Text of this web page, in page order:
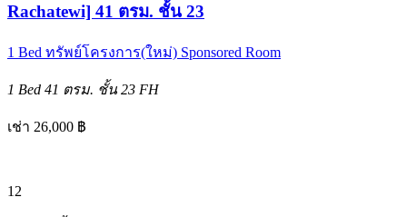
Rachatewi] 41 ตรม. ชั้น 23
1 Bed ทรัพย์โครงการ(ใหม่) Sponsored Room
1 Bed 41 ตรม. ชั้น 23 FH
เช่า 26,000 ฿
12